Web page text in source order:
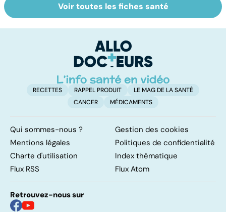
Tout savoir sur
les infections
Tout savoir sur
les maux du froid
Voir toutes les fiches santé
RECETTES RAPPEL PRODUIT
LE MAG DE LA SANTÉ
CANCER
MÉDICAMENTS
Qui sommes-nous ?
Gestion des cookies
Mentions légales
Politiques de confidentialité
Charte d'utilisation
Index thématique
Flux RSS
Flux Atom
Retrouvez-nous sur